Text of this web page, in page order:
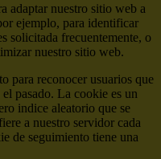
adaptar nuestro sitio web a
ejemplo, para identificar
solicitada frecuentemente, o
nuestro sitio web.
para reconocer usuarios que
pasado. La cookie es un
indice aleatorio que se
a nuestro servidor cada
de seguimiento tiene una